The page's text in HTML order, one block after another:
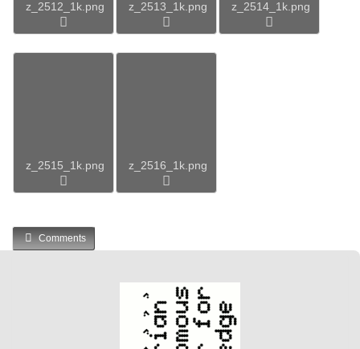
z_2512_1k.png z_2513_1k.png z_2514_1k.png
z_2515_1k.png z_2516_1k.png
Comments